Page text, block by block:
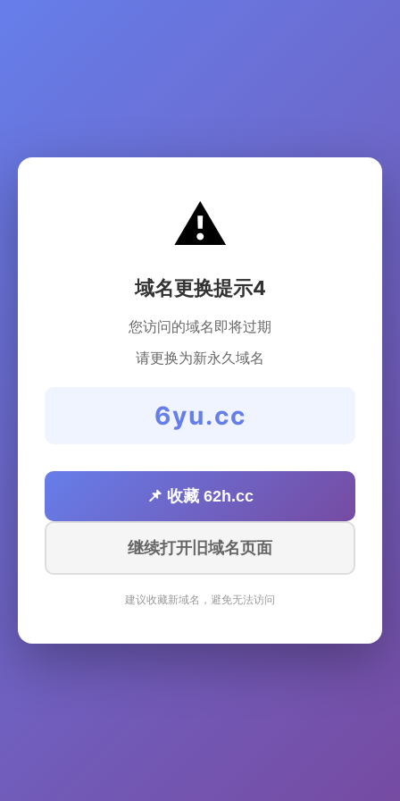
⚠️
域名更换提示4
您访问的域名即将过期
请更换为新永久域名
6yu.cc
📌 收藏 62h.cc
继续打开旧域名页面
建议收藏新域名，避免无法访问